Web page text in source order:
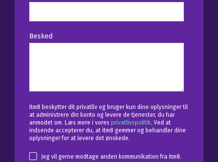
Besked
itm8 beskytter dit privatliv og bruger kun dine oplysninger til
at administrere din konto og levere de tjenester, du har
anmodet om. Læs mere i vores privatlivspolitik. Ved at
indsende accepterer du, at itm8 gemmer og behandler dine
oplysninger for at levere det ønskede.
Jeg vil gerne modtage anden kommunikation fra itm8.